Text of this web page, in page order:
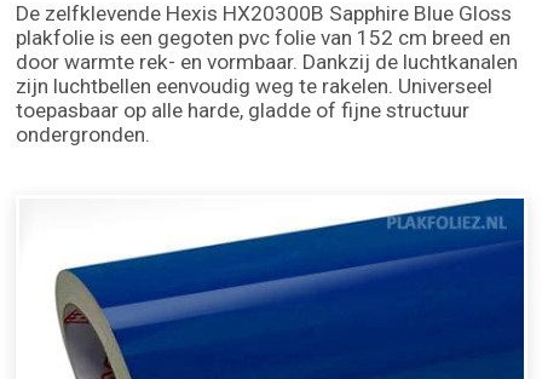
De zelfklevende Hexis HX20300B Sapphire Blue Gloss
plakfolie is een gegoten pvc folie van 152 cm breed en
door warmte rek- en vormbaar. Dankzij de luchtkanalen
zijn luchtbellen eenvoudig weg te rakelen. Universeel
toepasbaar op alle harde, gladde of fijne structuur
ondergronden.